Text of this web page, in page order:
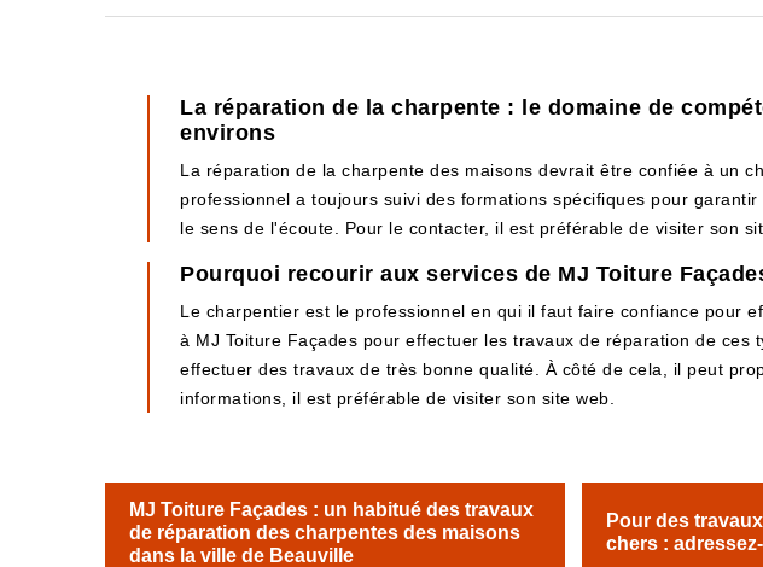
La réparation de la charpente : le domaine de
environs
La réparation de la charpente des maisons devrait être confiée à un
professionnel a toujours suivi des formations spécifiques pour
le sens de l'écoute. Pour le contacter, il est préférable de visiter son
Pourquoi recourir aux services de MJ Toiture
Le charpentier est le professionnel en qui il faut faire confiance pour
à MJ Toiture Façades pour effectuer les travaux de réparation de
effectuer des travaux de très bonne qualité. À côté de cela, il peut
informations, il est préférable de visiter son site web.
MJ Toiture Façades : un habitué des travaux
de réparation des charpentes des maisons
dans la ville de Beauville
Pour des
chers :